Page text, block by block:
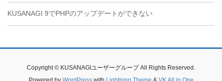
KUSANAGI 9でPHPのアップデートができない
Copyright © KUSANAGIユーザーグループ All Rights Reserved.